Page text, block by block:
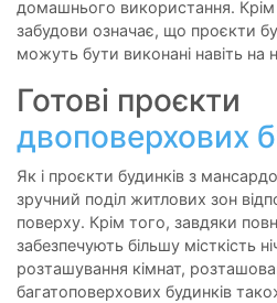
домашнього використання.
забудови означає, що проєкти
можуть бути виконані навіть на
Готові проєкти
двоповерхових
Як і проєкти будинків з
зручний поділ житлових зон
поверху. Крім того, завдяки
забезпечують більшу місткість
розташування кімнат,
багатоповерхових будинків